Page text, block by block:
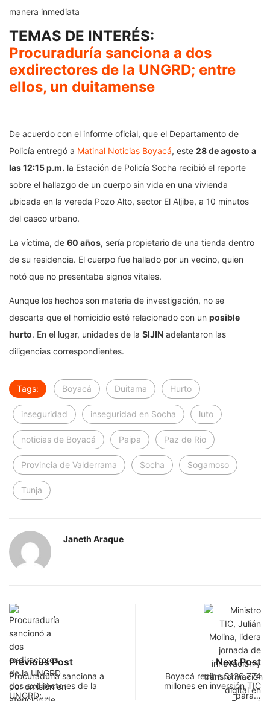
manera inmediata
TEMAS DE INTERÉS:
Procuraduría sanciona a dos
exdirectores de la UNGRD; entre
ellos, un duitamense
De acuerdo con el informe oficial, que el Departamento de
Policía entregó a Matinal Noticias Boyacá, este 28 de agosto a
las 12:15 p.m. la Estación de Policía Socha recibió el reporte
sobre el hallazgo de un cuerpo sin vida en una vivienda
ubicada en la vereda Pozo Alto, sector El Aljibe, a 10 minutos
del casco urbano.
La víctima, de 60 años, sería propietario de una tienda dentro
de su residencia. El cuerpo fue hallado por un vecino, quien
notó que no presentaba signos vitales.
Aunque los hechos son materia de investigación, no se
descarta que el homicidio esté relacionado con un posible
hurto. En el lugar, unidades de la SIJIN adelantaron las
diligencias correspondientes.
Tags: Boyacá Duitama Hurto
inseguridad inseguridad en Socha luto
noticias de Boyacá Paipa Paz de Rio
Provincia de Valderrama Socha Sogamoso
Tunja
Janeth Araque
Previous Post
Procuraduría sanciona a
dos exdirectores de la
UNGRD;…
Next Post
Boyacá recibe $126.774
millones en inversión TIC
para…